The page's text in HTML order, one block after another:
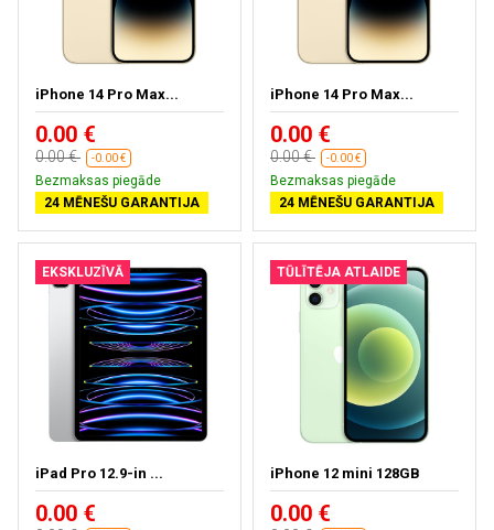
iPhone 14 Pro Max...
0.00 €
0.00 € -0.00 €
Bezmaksas piegāde
24 MĒNEŠU GARANTIJA
iPhone 14 Pro Max...
0.00 €
0.00 € -0.00 €
Bezmaksas piegāde
24 MĒNEŠU GARANTIJA
EKSKLUZĪVĀ
iPad Pro 12.9-in ...
0.00 €
TŪLĪTĒJA ATLAIDE
iPhone 12 mini 128GB
0.00 €